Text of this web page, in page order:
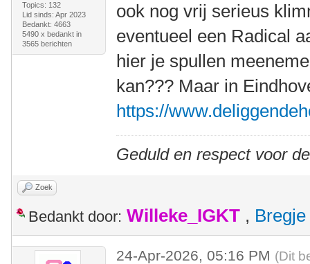
Topics: 132
Lid sinds: Apr 2023
Bedankt: 4663
5490 x bedankt in
3565 berichten
ook nog vrij serieus
eventueel een Radical
hier je spullen
kan??? Maar in
https://
Geduld en respect voor
Zoek
Bedankt door: Willeke_IGKT , Bregje
24-Apr-2026, 05:16 PM (Dit